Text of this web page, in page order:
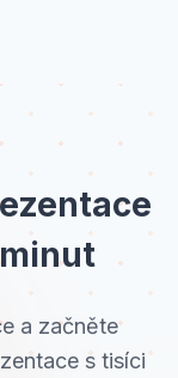
a začněte
s tisíci